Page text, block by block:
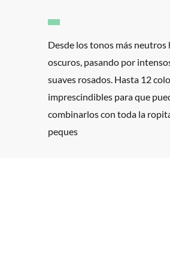
Desde los tonos más neutros
oscuros, pasando por
suaves rosados. Hasta 12
imprescindibles para que
combinarlos con toda la
peques